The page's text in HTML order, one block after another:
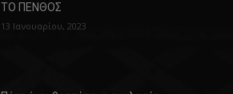
ΤΟ ΠΕΝΘΟΣ
13 Ιανουαρίου, 2023